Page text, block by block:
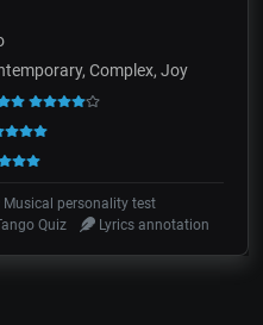
Complex, Joy
Musical personality test
Quiz Lyrics annotation